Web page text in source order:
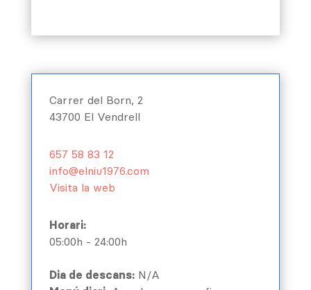
Carrer del Born, 2
43700 El Vendrell
657 58 83 12
info@elniu1976.com
Visita la web
Horari:
05:00h - 24:00h
Dia de descans:N/A